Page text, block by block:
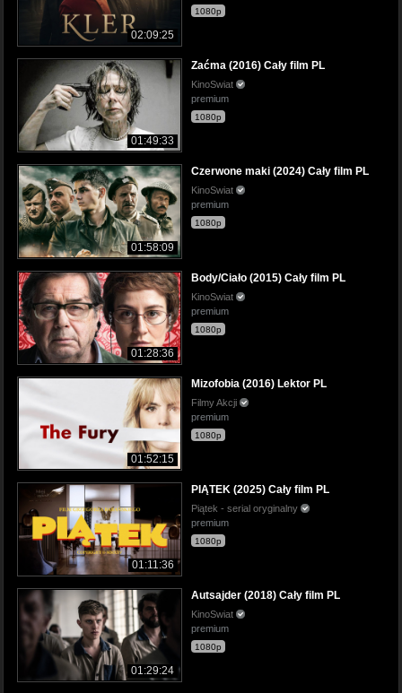
02:09:25
1080p
01:49:33
Zaćma (2016) Cały film PL
KinoSwiat
premium
1080p
01:58:09
Czerwone maki (2024) Cały film PL
KinoSwiat
premium
1080p
01:28:36
Body/Ciało (2015) Cały film PL
KinoSwiat
premium
1080p
01:52:15
Mizofobia (2016) Lektor PL
Filmy Akcji
premium
1080p
01:11:36
PIĄTEK (2025) Cały film PL
Piątek - serial oryginalny
premium
1080p
01:29:24
Autsajder (2018) Cały film PL
KinoSwiat
premium
1080p